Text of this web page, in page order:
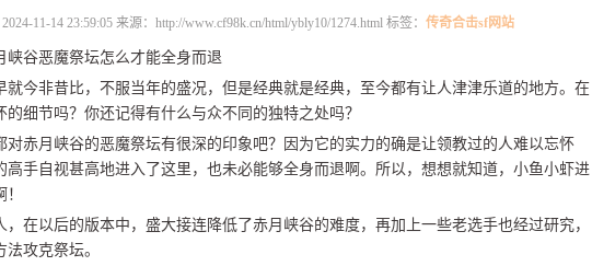
2024-11-14 23:59:05 来源： http://www.cf98k.cn/html/ybly10/1274.html 标签： 传奇合击sf网站
峡谷恶魔祭坛怎么才能全身而退
就今非昔比，不服当年的盛况，但是经典就是经典，至今都有让人津津乐道的地方。在
细节吗？你还记得有什么与众不同的独特之处吗？
对赤月峡谷的恶魔祭坛有很深的印象吧？因为它的实力的确是让领教过的人难以忘怀
高手自视甚高地进入了这里，也未必能够全身而退啊。所以，想想就知道，小鱼小虾进
在以后的版本中，盛大接连降低了赤月峡谷的难度，再加上一些老选手也经过研究，
攻克祭坛。